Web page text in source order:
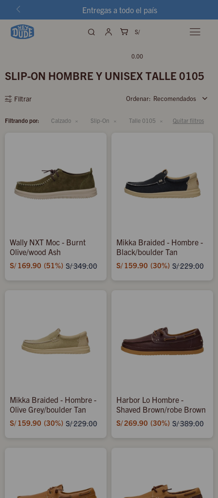
Entregas a todo el país
S/
0.00

SLIP-ON HOMBRE Y UNISEX TALLE 0105
Recomendados
Filtrando por: Calzado Slip-On Talle 0105 Quitar filtros
Wally NXT Moc - Burnt
Olive/wood Ash
S/ 169.90 51 S/349.00
Mikka Braided - Hombre -
Black/boulder Tan
S/ 159.90 30 S/229.00
Mikka Braided - Hombre -
Olive Grey/boulder Tan
S/ 159.90 30 S/229.00
Harbor Lo Hombre -
Shaved Brown/robe Brown
S/269.90 30 S/389.00